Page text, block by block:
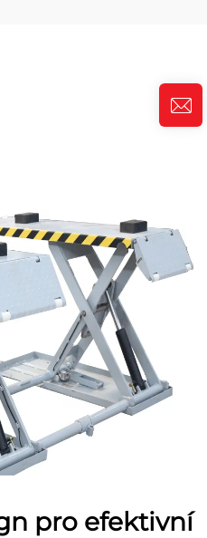
pro efektivní